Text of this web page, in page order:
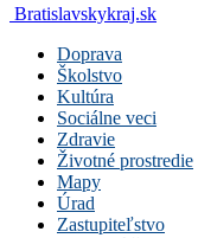
Bratislavskykraj.sk
Doprava
Školstvo
Kultúra
Sociálne veci
Zdravie
Životné prostredie
Mapy
Úrad
Zastupiteľstvo